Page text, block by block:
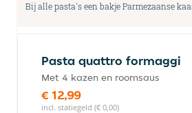
Bij alle pasta's een bakje Parmezaanse
Pasta quattro formaggi
Met 4 kazen en roomsaus
€ 12,99
incl. statiegeld (€ 0,00)